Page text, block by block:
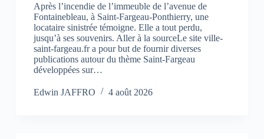
Après l’incendie de l’immeuble de l’avenue de
Fontainebleau, à Saint-Fargeau-Ponthierry, une
locataire sinistrée témoigne. Elle a tout perdu,
jusqu’à ses souvenirs. Aller à la sourceLe site ville-
saint-fargeau.fr a pour but de fournir diverses
publications autour du thème Saint-Fargeau
développées sur…
Edwin JAFFRO 4 août 2026